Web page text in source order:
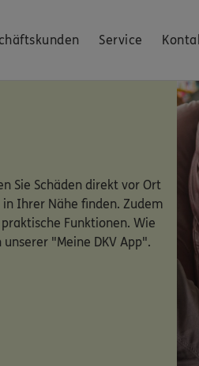
Service
Sie Schäden direkt vor Ort
Ihrer Nähe finden. Zudem
Funktionen. Wie
"Meine DKV App".